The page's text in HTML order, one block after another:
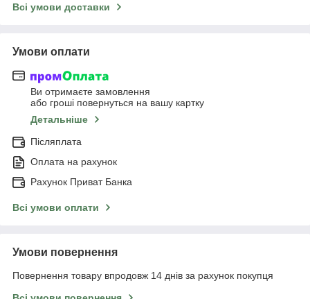
Всі умови доставки
Умови оплати
Ви отримаєте замовлення
або гроші повернуться на вашу картку
Детальніше
Післяплата
Оплата на рахунок
Рахунок Приват Банка
Всі умови оплати
Умови повернення
Повернення товару впродовж 14 днів за рахунок покупця